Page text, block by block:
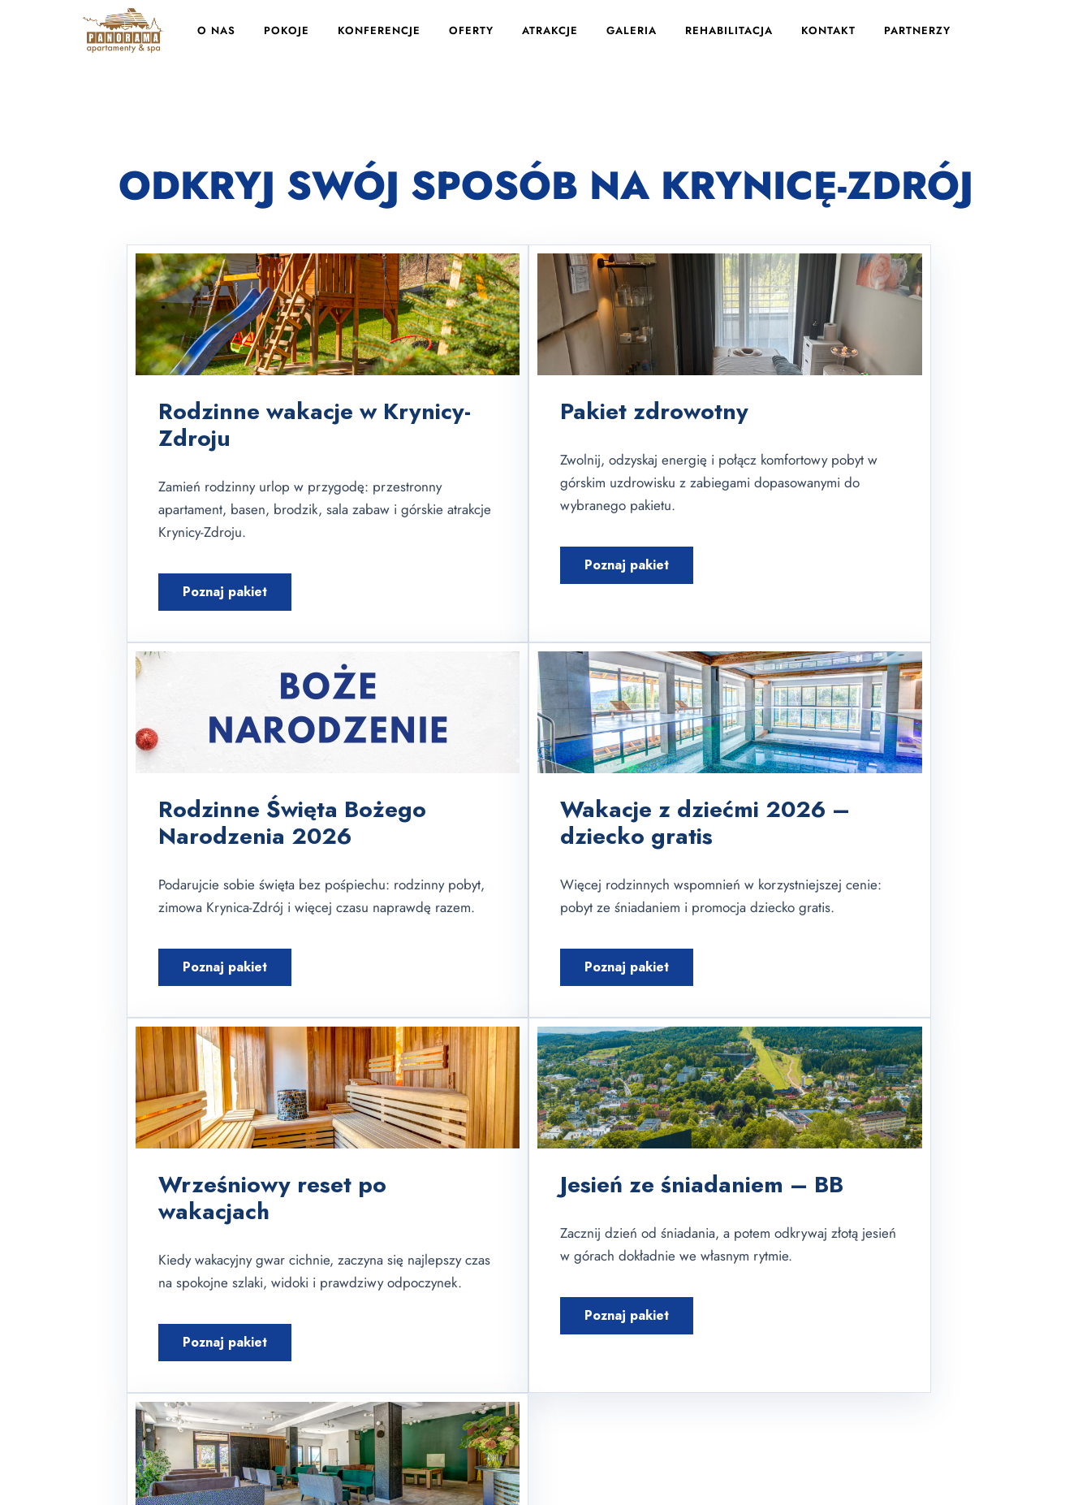
O NAS POKOJE KONFERENCJE OFERTY ATRAKCJE GALERIA REHABILITACJA KONTAKT PARTNERZY
ODKRYJ SWÓJ SPOSÓB NA KRYNICĘ-ZDRÓJ
Rodzinne wakacje w Krynicy-
Zdroju
Zamień rodzinny urlop w przygodę: przestronny
apartament, basen, brodzik, sala zabaw i górskie atrakcje
Krynicy-Zdroju.
Poznaj pakiet
Pakiet zdrowotny
Zwolnij, odzyskaj energię i połącz komfortowy pobyt w
górskim uzdrowisku z zabiegami dopasowanymi do
wybranego pakietu.
Poznaj pakiet
Rodzinne Święta Bożego
Narodzenia 2026
Podarujcie sobie święta bez pośpiechu: rodzinny pobyt,
zimowa Krynica-Zdrój i więcej czasu naprawdę razem.
Poznaj pakiet
Wakacje z dziećmi 2026 –
dziecko gratis
Więcej rodzinnych wspomnień w korzystniejszej cenie:
pobyt ze śniadaniem i promocja dziecko gratis.
Poznaj pakiet
Wrześniowy reset po
wakacjach
Kiedy wakacyjny gwar cichnie, zaczyna się najlepszy czas
na spokojne szlaki, widoki i prawdziwy odpoczynek.
Poznaj pakiet
Jesień ze śniadaniem – BB
Zacznij dzień od śniadania, a potem odkrywaj złotą jesień
w górach dokładnie we własnym rytmie.
Poznaj pakiet